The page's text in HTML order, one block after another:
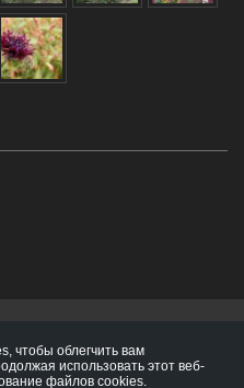
чтобы облегчить вам
использовать этот веб-
файлов cookies.